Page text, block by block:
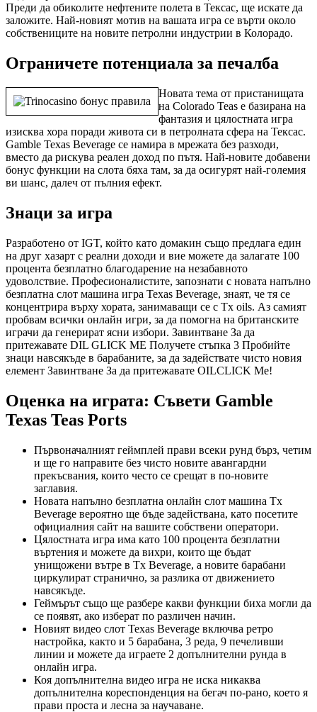
Преди да обиколите нефтените полета в Тексас, ще искате да
заложите. Най-новият мотив на вашата игра се върти около
собствениците на новите петролни индустрии в Колорадо.
Ограничете потенциала за печалба
Новата тема от пристанищата
на Colorado Teas е базирана на
фантазия и цялостната игра
изисква хора поради живота си в петролната сфера на Тексас.
Gamble Texas Beverage се намира в мрежата без разходи,
вместо да рискува реален доход по пътя. Най-новите добавени
бонус функции на слота бяха там, за да осигурят най-големия
ви шанс, далеч от пълния ефект.
Знаци за игра
Разработено от IGT, който като домакин също предлага един
на друг хазарт с реални доходи и вие можете да залагате 100
процента безплатно благодарение на незабавното
удоволствие. Професионалистите, запознати с новата напълно
безплатна слот машина игра Texas Beverage, знаят, че тя се
концентрира върху хората, занимаващи се с Tx oils. Аз самият
пробвам всички онлайн игри, за да помогна на британските
играчи да генерират ясни избори. Завинтване За да
притежавате DIL GLICK ME Получете стъпка 3 Пробийте
знаци навсякъде в барабаните, за да задействате чисто новия
елемент Завинтване За да притежавате OILCLICK Me!
Оценка на играта: Съвети Gamble
Texas Teas Ports
Първоначалният геймплей прави всеки рунд бърз, четим
и ще го направите без чисто новите авангардни
прекъсвания, които често се срещат в по-новите
заглавия.
Новата напълно безплатна онлайн слот машина Tx
Beverage вероятно ще бъде задействана, като посетите
официалния сайт на вашите собствени оператори.
Цялостната игра има като 100 процента безплатни
въртения и можете да вихри, които ще бъдат
унищожени вътре в Tx Beverage, а новите барабани
циркулират странично, за разлика от движението
навсякъде.
Геймърът също ще разбере какви функции биха могли да
се появят, ако изберат по различен начин.
Новият видео слот Texas Beverage включва ретро
настройка, както и 5 барабана, 3 реда, 9 печеливши
линии и можете да играете 2 допълнителни рунда в
онлайн игра.
Коя допълнителна видео игра не иска никаква
допълнителна кореспонденция на бегач по-рано, което я
прави проста и лесна за научаване.